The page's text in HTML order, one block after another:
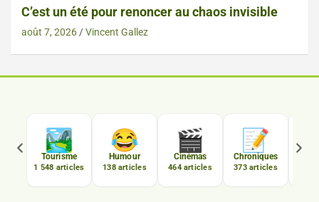
C’est un été pour renoncer au chaos invisible
août 7, 2026 Vincent Gallez
🏞️
Tourisme
1 548 articles
😂
Humour
138 articles
🎬
Cinémas
464 articles
📝
Chroniques
373 articles